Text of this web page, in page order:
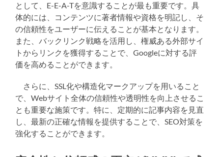
として、E-E-A-Tを意識することが最も重要です。具
体的には、コンテンツに著者情報や資格を明記し、そ
の信頼性をユーザーに伝えることが基本となります。
また、バックリンク戦略を活用し、権威ある外部サイ
トからリンクを獲得することで、Googleに対する評
価を高めることができます。
さらに、SSL化や構造化マークアップを用いること
で、Webサイト全体の信頼性や透明性を向上させるこ
とも重要な施策です。特に、定期的に記事内容を見直
し、最新の正確な情報を提供することで、SEO対策を
強化することができます。